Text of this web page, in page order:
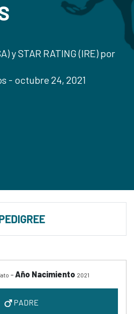
y STAR RATING (IRE) por
- octubre 24, 2021
-Año Nacimiento 2021
PADRE